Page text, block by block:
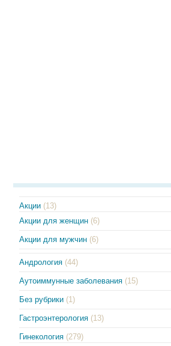
Акции (13)
Акции для женщин (6)
Акции для мужчин (6)
Андрология (44)
Аутоиммунные заболевания (15)
Без рубрики (1)
Гастроэнтерология (13)
Гинекология (279)